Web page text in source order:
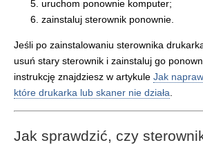
uruchom ponownie komputer;
zainstaluj sterownik ponownie.
Jeśli po zainstalowaniu sterownika
usuń stary sterownik i zainstaluj go
instrukcję znajdziesz w artykule Jak
które drukarka lub skaner nie działa
Jak sprawdzić, czy